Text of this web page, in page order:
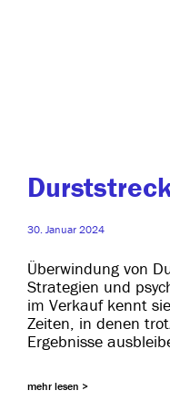
30. Januar 2024
Überwindung von
Strategien und
im Verkauf kennt
Zeiten, in denen
Ergebnisse
mehr lesen >